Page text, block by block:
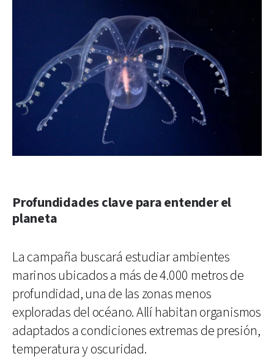
Profundidades clave para entender el
planeta
La campaña buscará estudiar ambientes
marinos ubicados a más de 4.000 metros de
profundidad, una de las zonas menos
exploradas del océano. Allí habitan organismos
adaptados a condiciones extremas de presión,
temperatura y oscuridad.